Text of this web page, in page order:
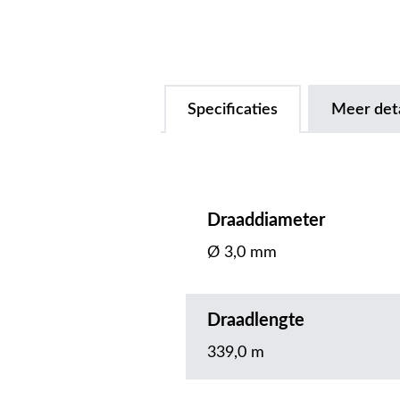
Specificaties Meer
Draaddiameter
Ø 3,0 mm
Draadlengte
339,0 m